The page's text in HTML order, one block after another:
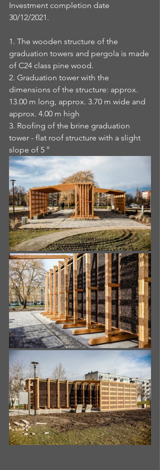
Investment completion date
30/12/2021.
1. The wooden structure of the
graduation towers and pergola is made
of C24 class pine wood.
2. Graduation tower with the
dimensions of the structure: approx.
13.00 m long, approx. 3.70 m wide and
approx. 4.00 m high
3. Roofing of the brine graduation
tower - flat roof structure with a slight
slope of 5 °